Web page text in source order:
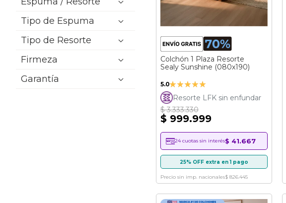
Colchón 1 Plaza Resorte
Sealy Sunshine (080x190)
5.0Valoración:
100%
Resorte LFK sin enfundar
$ 3.333.330
$ 999.999
24 cuotas sin interés$ 41.667
25% OFF extra en 1 pago
Precio sin imp. nacionales$ 826.445
Tipo de Espuma
Tipo de Resorte
Firmeza
Garantía